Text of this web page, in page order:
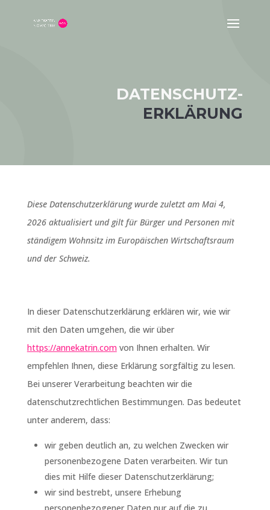
DATENSCHUTZ-
ERKLÄRUNG
Diese Datenschutzerklärung wurde zuletzt am Mai 4,
2026 aktualisiert und gilt für Bürger und Personen mit
ständigem Wohnsitz im Europäischen Wirtschaftsraum
und der Schweiz.
In dieser Datenschutzerklärung erklären wir, wie wir
mit den Daten umgehen, die wir über
https://annekatrin.comvon Ihnen erhalten. Wir
empfehlen Ihnen, diese Erklärung sorgfältig zu lesen.
Bei unserer Verarbeitung beachten wir die
datenschutzrechtlichen Bestimmungen. Das bedeutet
unter anderem, dass:
wir geben deutlich an, zu welchen Zwecken wir
personenbezogene Daten verarbeiten. Wir tun
dies mit Hilfe dieser Datenschutzerklärung;
wir sind bestrebt, unsere Erhebung